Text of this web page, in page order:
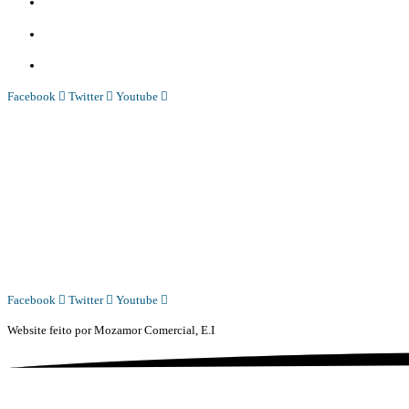
Facebook Twitter Youtube
Facebook Twitter Youtube
Website feito porMozamor Comercial, E.I